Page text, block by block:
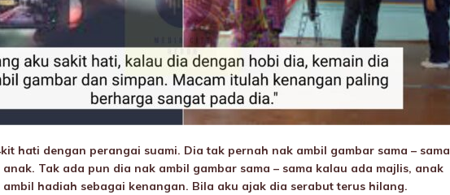
hati dengan perangai suami. Dia tak pernah nak ambil gambar sama – sama
Tak ada pun dia nak ambil gambar sama – sama kalau ada majlis, anak
ambil hadiah sebagai kenangan. Bila aku ajak dia serabut terus hilang.